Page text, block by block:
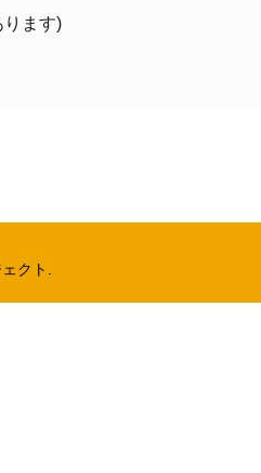
ります)
クト.